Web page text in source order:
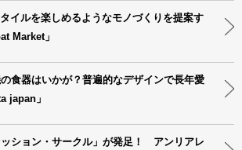
イルを楽しめるようなモノづくりを提案す
Market」
食器はいかが？普遍的なデザインで長年愛
japan」
ッション・サークル」が発足！ アンリアレ